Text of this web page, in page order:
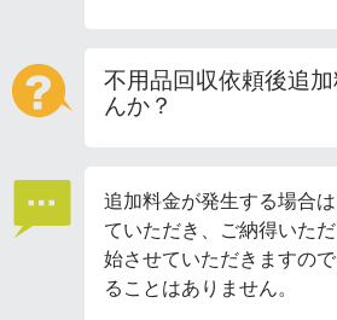
不用品回収依頼後追
んか？
追加料金が発生する場合
ていただき、ご納得いた
始させていただきますの
ることはありません。